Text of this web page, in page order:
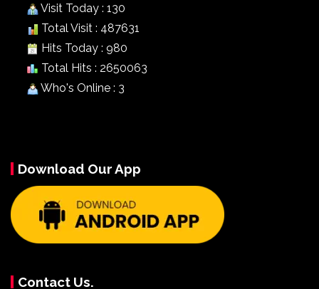
Visit Today : 130
Total Visit : 487631
Hits Today : 980
Total Hits : 2650063
Who's Online : 3
Download Our App
Contact Us.